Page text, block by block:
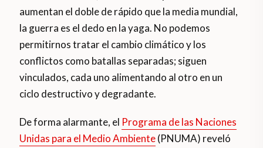
aumentan el doble de rápido que la media mundial,
la guerra es el dedo en la yaga. No podemos
permitirnos tratar el cambio climático y los
conflictos como batallas separadas; siguen
vinculados, cada uno alimentando al otro en un
ciclo destructivo y degradante.
De forma alarmante, el Programa de las Naciones
Unidas para el Medio Ambiente(PNUMA) reveló